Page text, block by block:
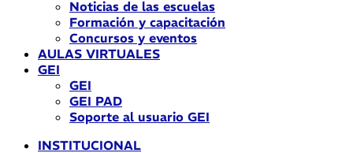
Noticias de las escuelas
Formación y capacitación
Concursos y eventos
AULAS VIRTUALES
GEI
GEI
GEI PAD
Soporte al usuario GEI
INSTITUCIONAL